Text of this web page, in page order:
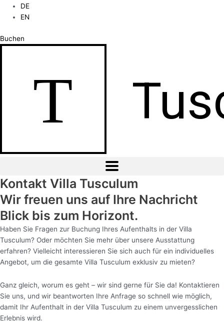
DE
EN
Buchen
T
Kontakt Villa Tusculum
Wir freuen uns auf Ihre Nachricht
Blick bis zum Horizont.
Haben Sie Fragen zur Buchung Ihres Aufenthalts in der Villa
Tusculum? Oder möchten Sie mehr über unsere Ausstattung
erfahren? Vielleicht interessieren Sie sich auch für ein individuelles
Angebot, um die gesamte Villa Tusculum exklusiv zu mieten?
Ganz gleich, worum es geht – wir sind gerne für Sie da! Kontaktieren
Sie uns, und wir beantworten Ihre Anfrage so schnell wie möglich,
damit Ihr Aufenthalt in der Villa Tusculum zu einem unvergesslichen
Erlebnis wird.